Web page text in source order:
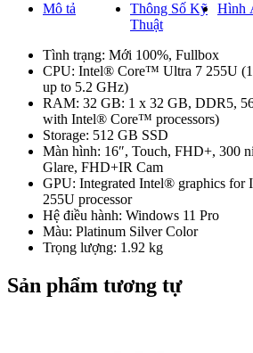
Mô tả
Thông Số Kỹ
Thuật
Hình
Tình trạng: Mới 100%, Fullbox
CPU: Intel® Core™ Ultra 7 255U
up to 5.2 GHz)
RAM: 32 GB: 1 x 32 GB, DDR5,
with Intel® Core™ processors)
Storage: 512 GB SSD
Màn hình: 16″, Touch, FHD+, 300
Glare, FHD+IR Cam
GPU: Integrated Intel® graphics
255U processor
Hệ điều hành: Windows 11 Pro
Màu: Platinum Silver Color
Trọng lượng: 1.92 kg
Sản phẩm tương tự